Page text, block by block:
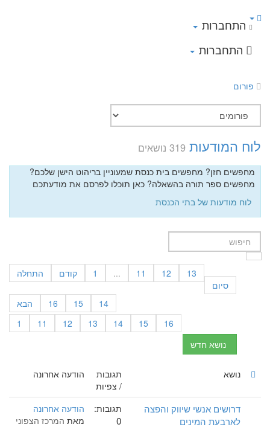
התחברות
התחברות
פורום
לוח המודעות 319 נושאים
מחפשים חזן? מחפשים בית כנסת שמעוניין בריהוט הישן שלכם?
מחפשים ספר תורה בהשאלה? כאן תוכלו לפרסם את מודעתכם
לוח מודעות של בתי הכנסת
התחלה קודם 1 ... 11 12 13
14
15
16 הבא
סיום
1 11 12 13 14 15
16
נושא חדש
נושא
תגובות
/ צפיות
הודעה אחרונה
דרושים אנשי שיווק והפצה
לארבעת המינים
תגובות:
0
הודעה אחרונה
מאת המרכז הצפוני